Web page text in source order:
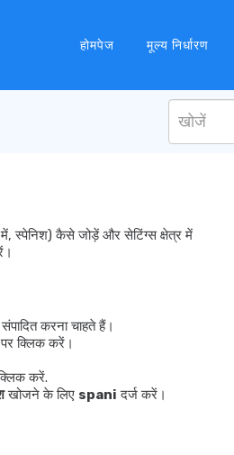
होमपेज मूल्य निर्धारण
स्पेनिश) कैसे जोड़ें और सेटिंग्स क्षेत्र में
करना चाहते हैं।
क्लिक करें।
करें.
खोजने के लिए spani दर्ज करें।